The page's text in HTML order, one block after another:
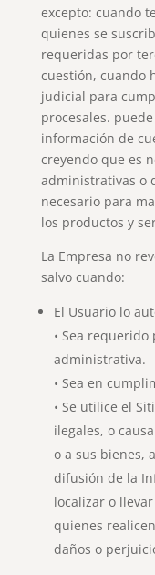
excepto: cuando
quienes se
requeridas por
cuestión, cuando
judicial para
procesales.
información de
creyendo que es
administrativas o
necesario para
los productos y
La Empresa no
salvo cuando:
El Usuario lo
• Sea
administrativa.
• Sea en
• Se utilice el
ilegales, o
o a sus bienes,
difusión de la
localizar o
quienes
daños o